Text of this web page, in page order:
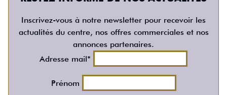
Inscrivez-vous à notre newsletter pour recevoir les
actualités du centre, nos offres commerciales et nos
annonces partenaires.
Adresse mail*
Prénom